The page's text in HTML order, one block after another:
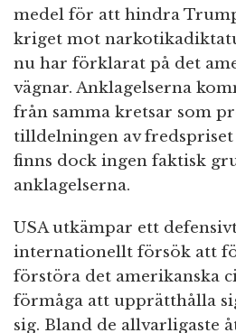
medel för att hindra
kriget mot
nu har förklarat på det
vägnar. Anklagelserna
från samma kretsar som
tilldelningen av
finns dock ingen faktisk
anklagelserna.
USA utkämpar ett
internationellt försök att
förstöra det amerikanska
förmåga att upprätthålla
sig. Bland de allvarligaste